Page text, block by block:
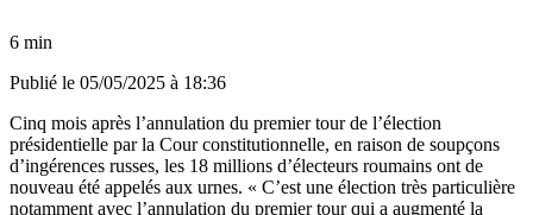
6 min
Publié le 05/05/2025 à 18:36
Cinq mois après l’annulation du premier tour de l’élection
présidentielle par la Cour constitutionnelle, en raison de soupçons
d’ingérences russes, les 18 millions d’électeurs roumains ont de
nouveau été appelés aux urnes. « C’est une élection très particulière
notamment avec l’annulation du premier tour qui a augmenté la